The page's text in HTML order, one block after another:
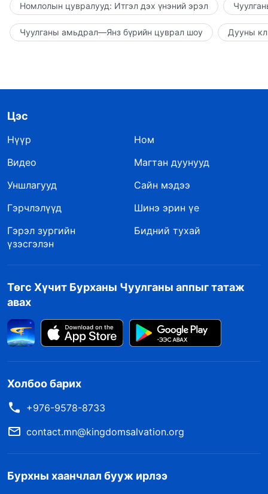
Номлолын цувралууд: Итгэл дэх үнэний эрэл
Чуулганы амьдрал—Янз бүрийн цуврал шоу Дууны
Цэс
Нүүр
Ном
Видео
Магтан дуунууд
Уншлагууд
Сайн мэдээ
Гэрчлэлүүд
Шинэ эрин үе
Гэрэл зургийн
үзэсгэлэн
Бидний тухай
Төгс Хүчит Бурханы Чуулганы аппыг татаж
авах
Холбоо барих
+976-9578-8733
contact.mn@kingdomsalvation.org
Бурхны хаанчлал бууж ирлээ